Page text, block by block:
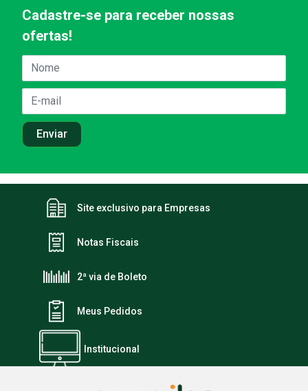
Cadastre-se para receber nossas
ofertas!
Site exclusivo para Empresas
Notas Fiscais
2ª via de Boleto
Meus Pedidos
Institucional